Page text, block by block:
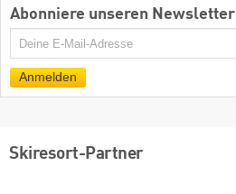
Abonniere unseren Newsletter
E-
Mail
Anmelden
Skiresort-Partner